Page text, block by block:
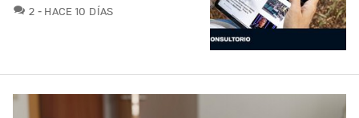
2 COMENTARIOS
HACE 10 DÍAS